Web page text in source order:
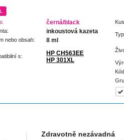
černá/black
inkoustová kazeta
nebo obsah: 8 ml
s:
HP CH563EE
HP 301XL
Zdravotně nezávadná